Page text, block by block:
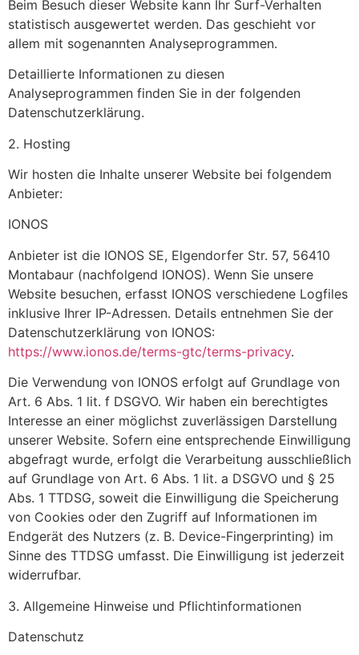
Beim Besuch dieser Website kann Ihr Surf-Verhalten
statistisch ausgewertet werden. Das geschieht vor
allem mit sogenannten Analyseprogrammen.
Detaillierte Informationen zu diesen
Analyseprogrammen finden Sie in der folgenden
Datenschutzerklärung.
2. Hosting
Wir hosten die Inhalte unserer Website bei folgendem
Anbieter:
IONOS
Anbieter ist die IONOS SE, Elgendorfer Str. 57, 56410
Montabaur (nachfolgend IONOS). Wenn Sie unsere
Website besuchen, erfasst IONOS verschiedene Logfiles
inklusive Ihrer IP-Adressen. Details entnehmen Sie der
Datenschutzerklärung von IONOS:
https://www.ionos.de/terms-gtc/terms-privacy.
Die Verwendung von IONOS erfolgt auf Grundlage von
Art. 6 Abs. 1 lit. f DSGVO. Wir haben ein berechtigtes
Interesse an einer möglichst zuverlässigen Darstellung
unserer Website. Sofern eine entsprechende Einwilligung
abgefragt wurde, erfolgt die Verarbeitung ausschließlich
auf Grundlage von Art. 6 Abs. 1 lit. a DSGVO und § 25
Abs. 1 TTDSG, soweit die Einwilligung die Speicherung
von Cookies oder den Zugriff auf Informationen im
Endgerät des Nutzers (z. B. Device-Fingerprinting) im
Sinne des TTDSG umfasst. Die Einwilligung ist jederzeit
widerrufbar.
3. Allgemeine Hinweise und Pflicht­informationen
Datenschutz